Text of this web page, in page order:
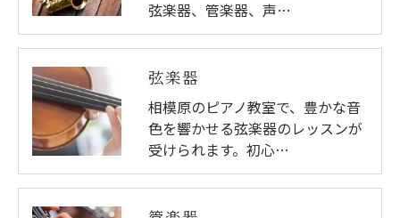
弦楽器、管楽器、声…
弦楽器
相模原のピアノ教室で、豊かな音
色を響かせる弦楽器のレッスンが
受けられます。初心…